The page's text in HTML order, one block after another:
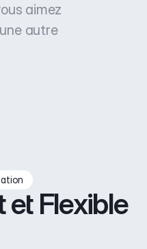
aimez
autre
Flexible